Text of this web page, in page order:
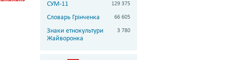
СУМ-11 129 375
Словарь Грінченка 66 605
Знаки етнокультури
Жайворонка
3 780